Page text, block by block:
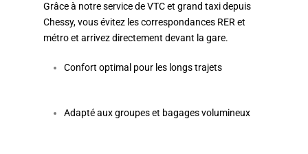
Grâce à notre service de VTC et grand taxi depuis
Chessy, vous évitez les correspondances RER et
métro et arrivez directement devant la gare.
Confort optimal pour les longs trajets
Adapté aux groupes et bagages volumineux